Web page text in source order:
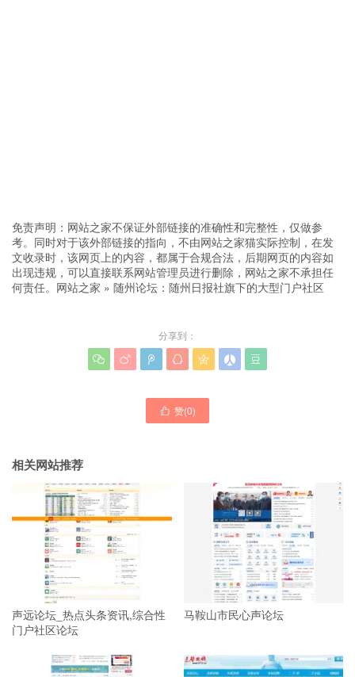
免责声明：网站之家不保证外部链接的准确性和完整性，仅做参
考。同时对于该外部链接的指向，不由网站之家猫实际控制，在发
文收录时，该网页上的内容，都属于合规合法，后期网页的内容如
出现违规，可以直接联系网站管理员进行删除，网站之家不承担任
何责任。 网站之家 » 随州论坛：随州日报社旗下的大型门户社区
分享到：
      
 赞(0)
相关网站推荐
声远论坛_热点头条资讯,综合性
门户社区论坛
马鞍山市民心声论坛